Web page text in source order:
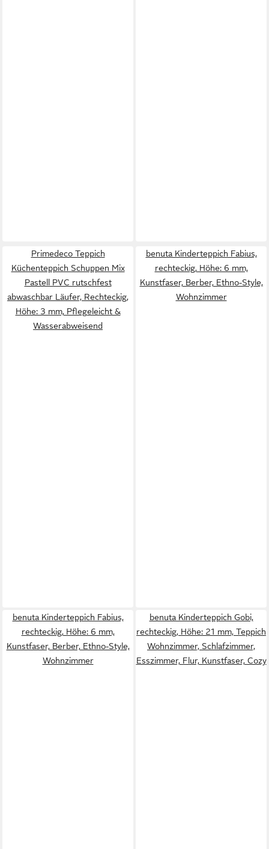
Primedeco Teppich
Küchenteppich Schuppen Mix
Pastell PVC rutschfest
abwaschbar Läufer, Rechteckig,
Höhe: 3 mm, Pflegeleicht &
Wasserabweisend
benuta Kinderteppich Fabius,
rechteckig, Höhe: 6 mm,
Kunstfaser, Berber, Ethno-Style,
Wohnzimmer
benuta Kinderteppich Fabius,
rechteckig, Höhe: 6 mm,
Kunstfaser, Berber, Ethno-Style,
Wohnzimmer
benuta Kinderteppich Gobi,
rechteckig, Höhe: 21 mm, Teppich
Wohnzimmer, Schlafzimmer,
Esszimmer, Flur, Kunstfaser, Cozy